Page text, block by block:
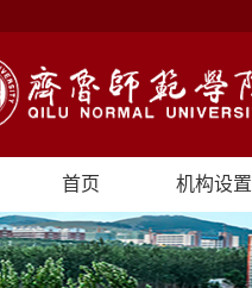
首页 机构设置